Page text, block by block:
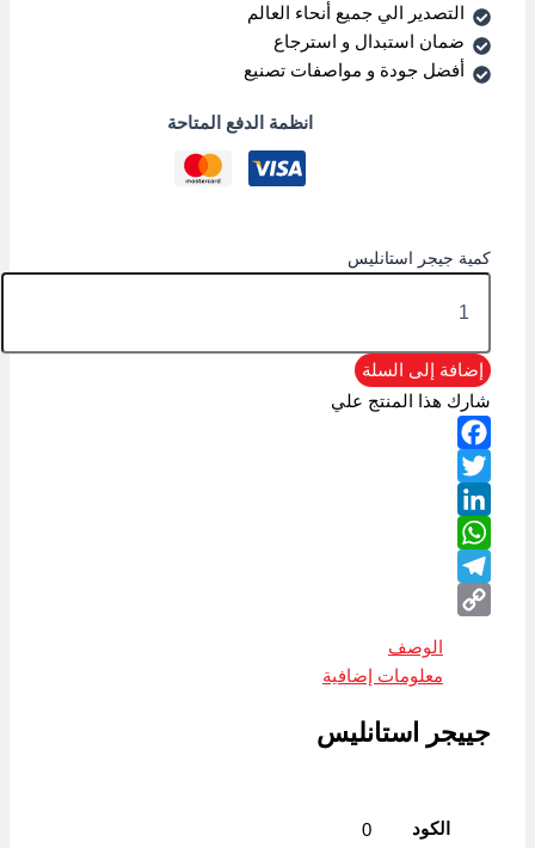
التصدير الي جميع أنحاء العالم
ضمان استبدال و استرجاع
أفضل جودة و مواصفات تصنيع
انظمة الدفع المتاحة
كمية جيجر استانليس
إضافة إلى السلة
شارك هذا المنتج علي
Facebook
Twitter
LinkedIn
WhatsApp
Telegram
الوصف
معلومات إضافية
جييجر استانليس
الكود 0